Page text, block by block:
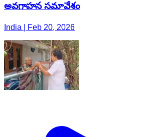
అవగాహన సమావేశం
India | Feb 20, 2026